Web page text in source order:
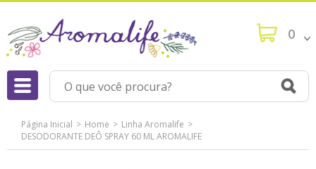
0
Página Inicial Home
Linha Aromalife
DESODORANTE DEÔ SPRAY 60 ML AROMALIFE